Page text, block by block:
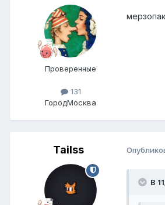
Проверенные
131
ГородМосква
Tailss
В